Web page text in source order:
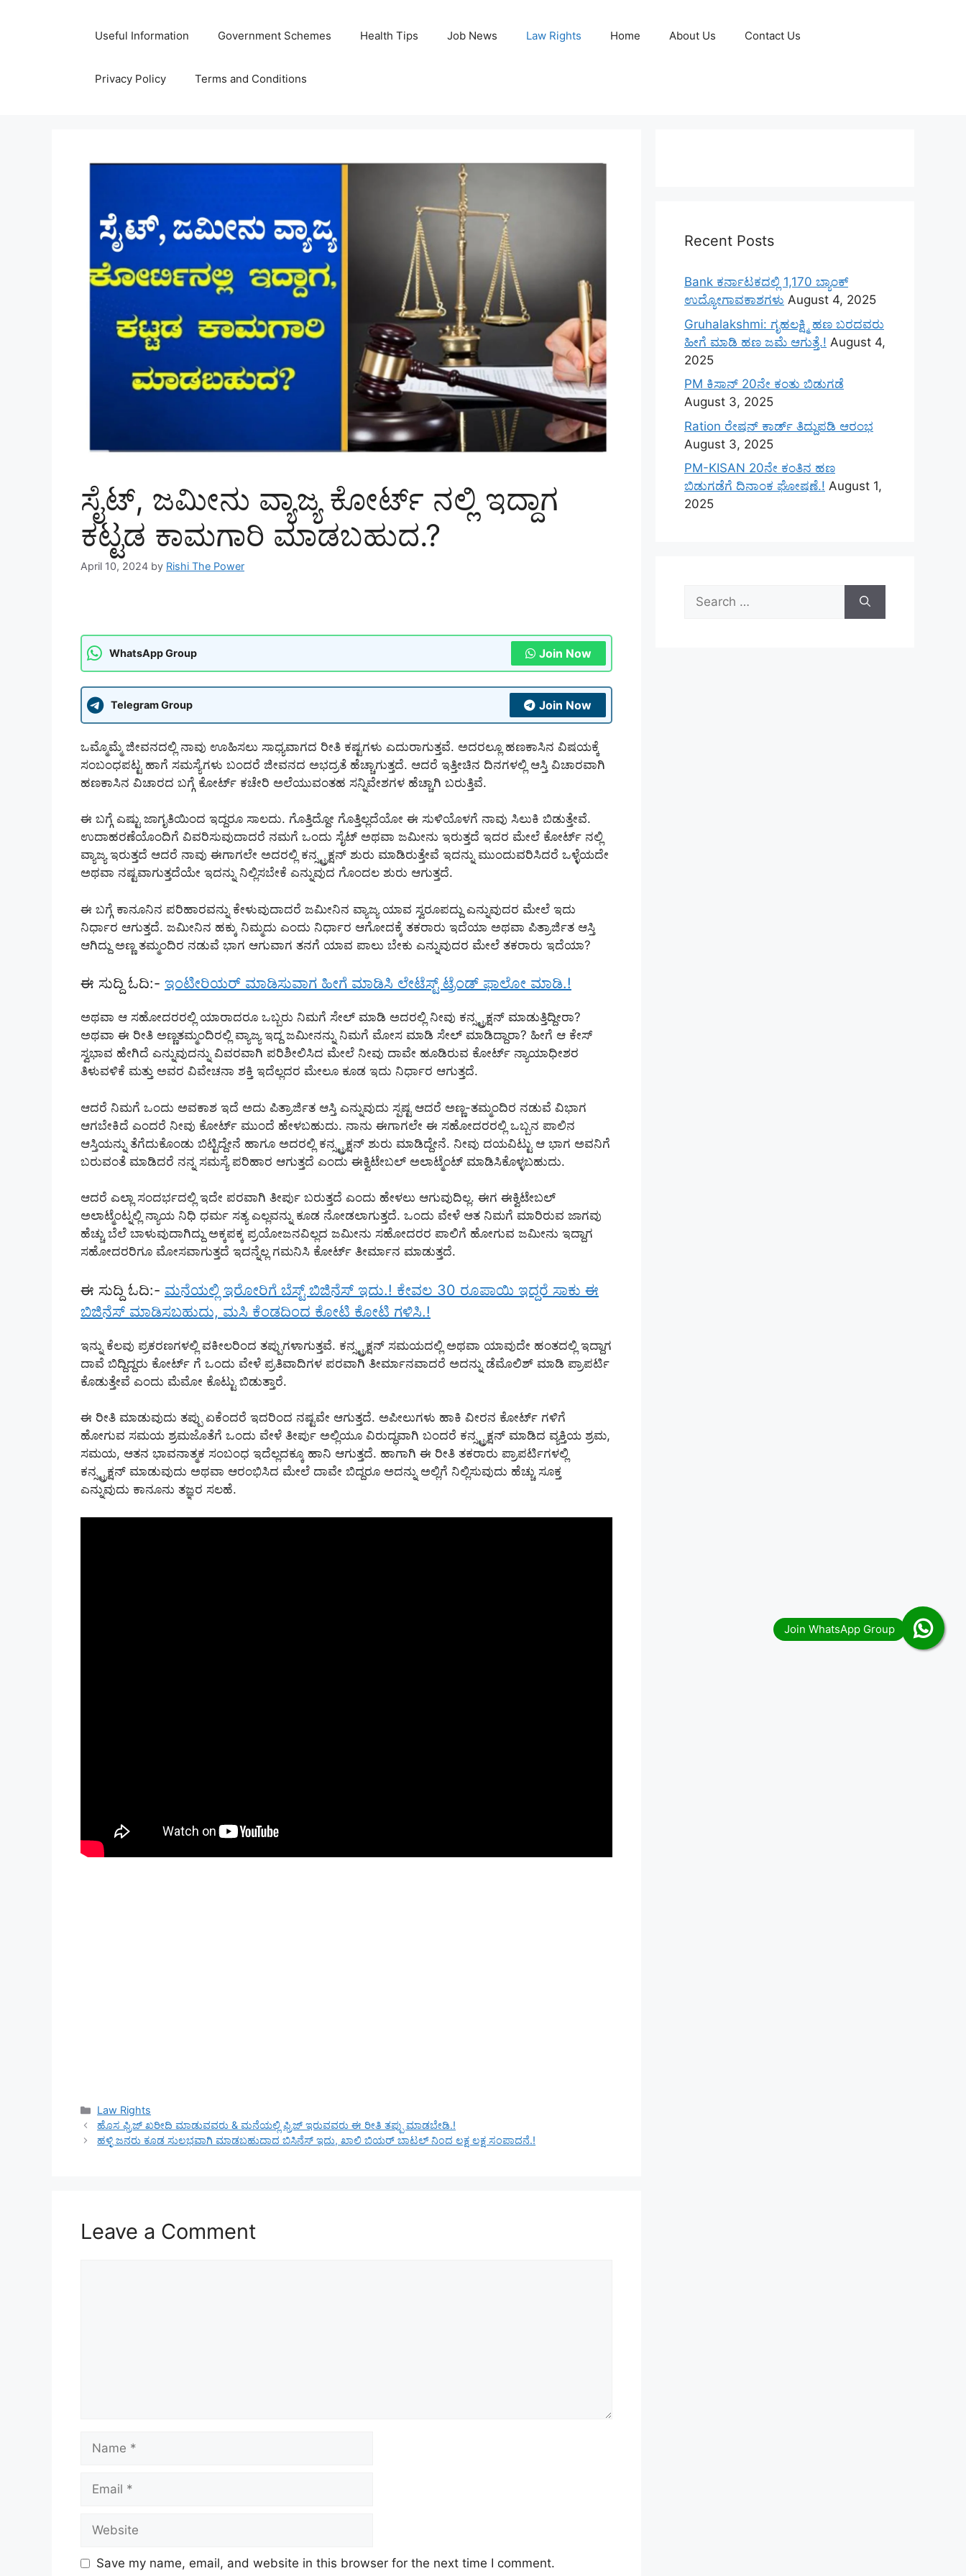
Useful Information Government Schemes Health Tips Job News Law Rights Home About Us Contact Us
Privacy Policy Terms and Conditions
ಸೈಟ್, ಜಮೀನು ವ್ಯಾಜ್ಯ ಕೋರ್ಟ್ ನಲ್ಲಿ ಇದ್ದಾಗ
ಕಟ್ಟಡ ಕಾಮಗಾರಿ ಮಾಡಬಹುದ.?
April 10, 2024 by Rishi The Power
WhatsApp Group Join Now
Telegram Group Join Now
ಒಮ್ಮೊಮ್ಮೆ ಜೀವನದಲ್ಲಿ ನಾವು ಊಹಿಸಲು ಸಾಧ್ಯವಾಗದ ರೀತಿ ಕಷ್ಟಗಳು ಎದುರಾಗುತ್ತವೆ. ಅದರಲ್ಲೂ ಹಣಕಾಸಿನ ವಿಷಯಕ್ಕೆ
ಸಂಬಂಧಪಟ್ಟ ಹಾಗೆ ಸಮಸ್ಯೆಗಳು ಬಂದರೆ ಜೀವನದ ಅಭದ್ರತೆ ಹೆಚ್ಚಾಗುತ್ತದೆ. ಆದರೆ ಇತ್ತೀಚಿನ ದಿನಗಳಲ್ಲಿ ಆಸ್ತಿ ವಿಚಾರವಾಗಿ
ಹಣಕಾಸಿನ ವಿಚಾರದ ಬಗ್ಗೆ ಕೋರ್ಟ್ ಕಚೇರಿ ಅಲೆಯುವಂತಹ ಸನ್ನಿವೇಶಗಳ ಹೆಚ್ಚಾಗಿ ಬರುತ್ತಿವೆ.
ಈ ಬಗ್ಗೆ ಎಷ್ಟು ಜಾಗೃತಿಯಿಂದ ಇದ್ದರೂ ಸಾಲದು. ಗೊತ್ತಿದ್ದೋ ಗೊತ್ತಿಲ್ಲದೆಯೋ ಈ ಸುಳಿಯೊಳಗೆ ನಾವು ಸಿಲುಕಿ ಬಿಡುತ್ತೇವೆ.
ಉದಾಹರಣೆಯೊಂದಿಗೆ ವಿವರಿಸುವುದಾದರೆ ನಮಗೆ ಒಂದು ಸೈಟ್ ಅಥವಾ ಜಮೀನು ಇರುತ್ತದೆ ಇದರ ಮೇಲೆ ಕೋರ್ಟ್ ನಲ್ಲಿ
ವ್ಯಾಜ್ಯ ಇರುತ್ತದೆ ಆದರೆ ನಾವು ಈಗಾಗಲೇ ಅದರಲ್ಲಿ ಕನ್ಸ್ಟ್ರಕ್ಷನ್ ಶುರು ಮಾಡಿರುತ್ತೇವೆ ಇದನ್ನು ಮುಂದುವರಿಸಿದರೆ ಒಳ್ಳೆಯದೇ
ಅಥವಾ ನಷ್ಟವಾಗುತ್ತದೆಯೇ ಇದನ್ನು ನಿಲ್ಲಿಸಬೇಕೆ ಎನ್ನುವುದ ಗೊಂದಲ ಶುರು ಆಗುತ್ತದೆ.
ಈ ಬಗ್ಗೆ ಕಾನೂನಿನ ಪರಿಹಾರವನ್ನು ಕೇಳುವುದಾದರೆ ಜಮೀನಿನ ವ್ಯಾಜ್ಯ ಯಾವ ಸ್ವರೂಪದ್ದು ಎನ್ನುವುದರ ಮೇಲೆ ಇದು
ನಿರ್ಧಾರ ಆಗುತ್ತದೆ. ಜಮೀನಿನ ಹಕ್ಕು ನಿಮ್ಮದು ಎಂದು ನಿರ್ಧಾರ ಆಗೋದಕ್ಕೆ ತಕರಾರು ಇದೆಯಾ ಅಥವಾ ಪಿತ್ರಾರ್ಜಿತ ಆಸ್ತಿ
ಆಗಿದ್ದು ಅಣ್ಣ ತಮ್ಮಂದಿರ ನಡುವೆ ಭಾಗ ಆಗುವಾಗ ತನಗೆ ಯಾವ ಪಾಲು ಬೇಕು ಎನ್ನುವುದರ ಮೇಲೆ ತಕರಾರು ಇದೆಯಾ?
ಈ ಸುದ್ದಿ ಓದಿ:- ಇಂಟೀರಿಯರ್ ಮಾಡಿಸುವಾಗ ಹೀಗೆ ಮಾಡಿಸಿ ಲೇಟೆಸ್ಟ್ ಟ್ರೆಂಡ್ ಫಾಲೋ ಮಾಡಿ.!
ಅಥವಾ ಆ ಸಹೋದರರಲ್ಲಿ ಯಾರಾದರೂ ಒಬ್ಬರು ನಿಮಗೆ ಸೇಲ್ ಮಾಡಿ ಅದರಲ್ಲಿ ನೀವು ಕನ್ಸ್ಟ್ರಕ್ಷನ್ ಮಾಡುತ್ತಿದ್ದೀರಾ?
ಅಥವಾ ಈ ರೀತಿ ಅಣ್ಣತಮ್ಮಂದಿರಲ್ಲಿ ವ್ಯಾಜ್ಯ ಇದ್ದ ಜಮೀನನ್ನು ನಿಮಗೆ ಮೋಸ ಮಾಡಿ ಸೇಲ್ ಮಾಡಿದ್ದಾರಾ? ಹೀಗೆ ಆ ಕೇಸ್
ಸ್ವಭಾವ ಹೇಗಿದೆ ಎನ್ನುವುದನ್ನು ವಿವರವಾಗಿ ಪರಿಶೀಲಿಸಿದ ಮೇಲೆ ನೀವು ದಾವೇ ಹೂಡಿರುವ ಕೋರ್ಟ್ ನ್ಯಾಯಾಧೀಶರ
ತಿಳುವಳಿಕೆ ಮತ್ತು ಅವರ ವಿವೇಚನಾ ಶಕ್ತಿ ಇದೆಲ್ಲದರ ಮೇಲೂ ಕೂಡ ಇದು ನಿರ್ಧಾರ ಆಗುತ್ತದೆ.
ಆದರೆ ನಿಮಗೆ ಒಂದು ಅವಕಾಶ ಇದೆ ಅದು ಪಿತ್ರಾರ್ಜಿತ ಆಸ್ತಿ ಎನ್ನುವುದು ಸ್ಪಷ್ಟ ಆದರೆ ಅಣ್ಣ-ತಮ್ಮಂದಿರ ನಡುವೆ ವಿಭಾಗ
ಆಗಬೇಕಿದೆ ಎಂದರೆ ನೀವು ಕೋರ್ಟ್ ಮುಂದೆ ಹೇಳಬಹುದು. ನಾನು ಈಗಾಗಲೇ ಈ ಸಹೋದರರಲ್ಲಿ ಒಬ್ಬನ ಪಾಲಿನ
ಆಸ್ತಿಯನ್ನು ತೆಗೆದುಕೊಂಡು ಬಿಟ್ಟಿದ್ದೇನೆ ಹಾಗೂ ಅದರಲ್ಲಿ ಕನ್ಸ್ಟ್ರಕ್ಷನ್ ಶುರು ಮಾಡಿದ್ದೇನೆ. ನೀವು ದಯವಿಟ್ಟು ಆ ಭಾಗ ಅವನಿಗೆ
ಬರುವಂತೆ ಮಾಡಿದರೆ ನನ್ನ ಸಮಸ್ಯೆ ಪರಿಹಾರ ಆಗುತ್ತದೆ ಎಂದು ಈಕ್ವಿಟೇಬಲ್ ಅಲಾಟ್ಮೆಂಟ್ ಮಾಡಿಸಿಕೊಳ್ಳಬಹುದು.
ಆದರೆ ಎಲ್ಲಾ ಸಂದರ್ಭದಲ್ಲಿ ಇದೇ ಪರವಾಗಿ ತೀರ್ಪು ಬರುತ್ತದೆ ಎಂದು ಹೇಳಲು ಆಗುವುದಿಲ್ಲ. ಈಗ ಈಕ್ವಿಟೇಬಲ್
ಅಲಾಟ್ಮೆಂಟ್ನಲ್ಲಿ ನ್ಯಾಯ ನಿಧಿ ಧರ್ಮ ಸತ್ಯ ಎಲ್ಲವನ್ನು ಕೂಡ ನೋಡಲಾಗುತ್ತದೆ. ಒಂದು ವೇಳೆ ಆತ ನಿಮಗೆ ಮಾರಿರುವ ಜಾಗವು
ಹೆಚ್ಚು ಬೆಲೆ ಬಾಳುವುದಾಗಿದ್ದು ಅಕ್ಕಪಕ್ಕ ಪ್ರಯೋಜನವಿಲ್ಲದ ಜಮೀನು ಸಹೋದರರ ಪಾಲಿಗೆ ಹೋಗುವ ಜಮೀನು ಇದ್ದಾಗ
ಸಹೋದರರಿಗೂ ಮೋಸವಾಗುತ್ತದೆ ಇದನ್ನೆಲ್ಲ ಗಮನಿಸಿ ಕೋರ್ಟ್ ತೀರ್ಮಾನ ಮಾಡುತ್ತದೆ.
ಈ ಸುದ್ದಿ ಓದಿ:- ಮನೆಯಲ್ಲಿ ಇರೋರಿಗೆ ಬೆಸ್ಟ್ ಬಿಜಿನೆಸ್ ಇದು.! ಕೇವಲ 30 ರೂಪಾಯಿ ಇದ್ದರೆ ಸಾಕು ಈ
ಬಿಜಿನೆಸ್ ಮಾಡಿಸಬಹುದು, ಮಸಿ ಕೆಂಡದಿಂದ ಕೋಟಿ ಕೋಟಿ ಗಳಿಸಿ.!
ಇನ್ನು ಕೆಲವು ಪ್ರಕರಣಗಳಲ್ಲಿ ವಕೀಲರಿಂದ ತಪ್ಪುಗಳಾಗುತ್ತವೆ. ಕನ್ಸ್ಟ್ರಕ್ಷನ್ ಸಮಯದಲ್ಲಿ ಅಥವಾ ಯಾವುದೇ ಹಂತದಲ್ಲಿ ಇದ್ದಾಗ
ದಾವೆ ಬಿದ್ದಿದ್ದರು ಕೋರ್ಟ್ ಗೆ ಒಂದು ವೇಳೆ ಪ್ರತಿವಾದಿಗಳ ಪರವಾಗಿ ತೀರ್ಮಾನವಾದರೆ ಅದನ್ನು ಡೆಮೊಲಿಶ್ ಮಾಡಿ ಪ್ರಾಪರ್ಟಿ
ಕೊಡುತ್ತೇವೆ ಎಂದು ಮೆಮೋ ಕೊಟ್ಟು ಬಿಡುತ್ತಾರೆ.
ಈ ರೀತಿ ಮಾಡುವುದು ತಪ್ಪು ಏಕೆಂದರೆ ಇದರಿಂದ ನಷ್ಟವೇ ಆಗುತ್ತದೆ. ಅಪೀಲುಗಳು ಹಾಕಿ ವೀರನ ಕೋರ್ಟ್ ಗಳಿಗೆ
ಹೋಗುವ ಸಮಯ ಶ್ರಮಜೊತೆಗೆ ಒಂದು ವೇಳೆ ತೀರ್ಪು ಅಲ್ಲಿಯೂ ವಿರುದ್ಧವಾಗಿ ಬಂದರೆ ಕನ್ಸ್ಟ್ರಕ್ಷನ್ ಮಾಡಿದ ವ್ಯಕ್ತಿಯ ಶ್ರಮ,
ಸಮಯ, ಆತನ ಭಾವನಾತ್ಮಕ ಸಂಬಂಧ ಇದೆಲ್ಲದಕ್ಕೂ ಹಾನಿ ಆಗುತ್ತದೆ. ಹಾಗಾಗಿ ಈ ರೀತಿ ತಕರಾರು ಪ್ರಾಪರ್ಟಿಗಳಲ್ಲಿ
ಕನ್ಸ್ಟ್ರಕ್ಷನ್ ಮಾಡುವುದು ಅಥವಾ ಆರಂಭಿಸಿದ ಮೇಲೆ ದಾವೇ ಬಿದ್ದರೂ ಅದನ್ನು ಅಲ್ಲಿಗೆ ನಿಲ್ಲಿಸುವುದು ಹೆಚ್ಚು ಸೂಕ್ತ
ಎನ್ನುವುದು ಕಾನೂನು ತಜ್ಞರ ಸಲಹೆ.
Categories
Law Rights
ಹೊಸ ಫ್ರಿಜ್ ಖರೀದಿ ಮಾಡುವವರು & ಮನೆಯಲ್ಲಿ ಫ್ರಿಜ್ ಇರುವವರು ಈ ರೀತಿ ತಪ್ಪು ಮಾಡಬೇಡಿ.!
ಹಳ್ಳಿ ಜನರು ಕೂಡ ಸುಲಭವಾಗಿ ಮಾಡಬಹುದಾದ ಬಿಸಿನೆಸ್ ಇದು, ಖಾಲಿ ಬಿಯರ್ ಬಾಟಲ್ ನಿಂದ ಲಕ್ಷ ಲಕ್ಷ ಸಂಪಾದನೆ.!
Leave a Comment
Name
Email
Website
Save my name, email, and website in this browser for the next time I comment.
Recent Posts
Bank ಕರ್ನಾಟಕದಲ್ಲಿ 1,170 ಬ್ಯಾಂಕ್
ಉದ್ಯೋಗಾವಕಾಶಗಳು August 4, 2025
Gruhalakshmi: ಗೃಹಲಕ್ಷ್ಮಿ ಹಣ ಬರದವರು
ಹೀಗೆ ಮಾಡಿ ಹಣ ಜಮೆ‌ ಆಗುತ್ತೆ.! August 4,
2025
PM ಕಿಸಾನ್ 20ನೇ ಕಂತು ಬಿಡುಗಡೆ
August 3, 2025
Ration ರೇಷನ್ ಕಾರ್ಡ್ ತಿದ್ದುಪಡಿ ಆರಂಭ
August 3, 2025
PM-KISAN 20ನೇ ಕಂತಿನ ಹಣ
ಬಿಡುಗಡೆಗೆ ದಿನಾಂಕ ಘೋಷಣೆ.! August 1,
2025
Search
for: